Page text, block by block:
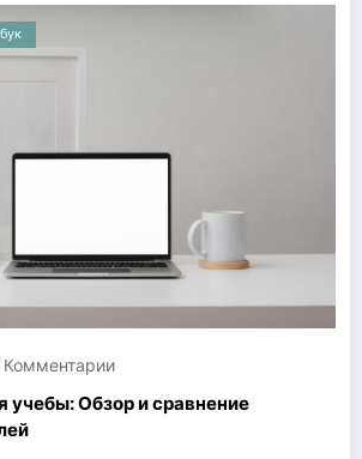
Комментарии
учебы: Обзор и сравнение